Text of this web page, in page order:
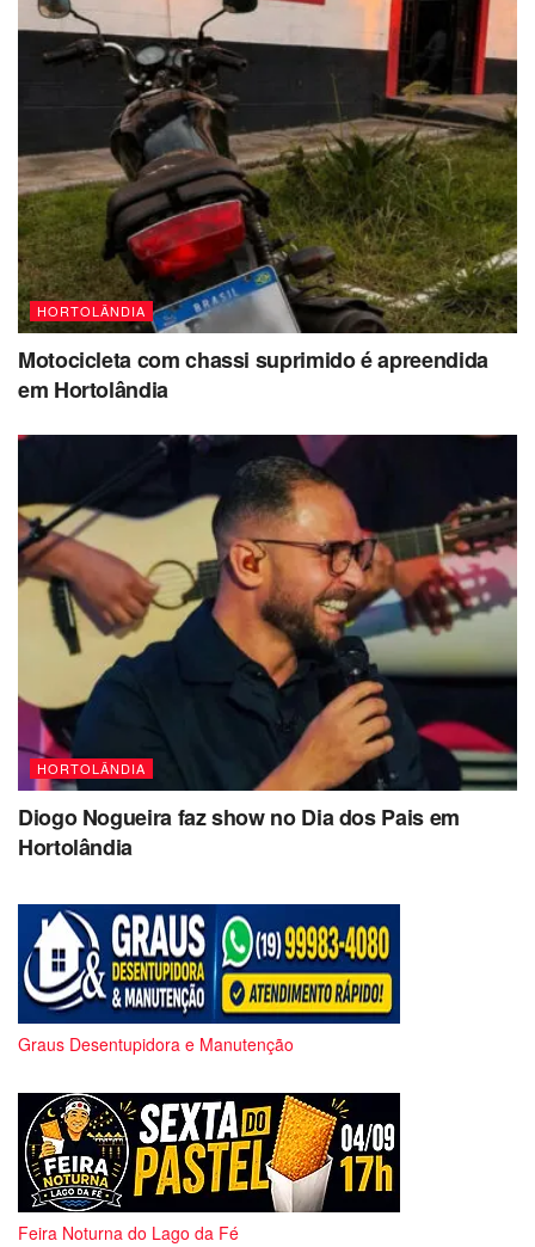
HORTOLÂNDIA
Motocicleta com chassi suprimido é apreendida
em Hortolândia
HORTOLÂNDIA
Diogo Nogueira faz show no Dia dos Pais em
Hortolândia
Graus Desentupidora e Manutenção
Feira Noturna do Lago da Fé